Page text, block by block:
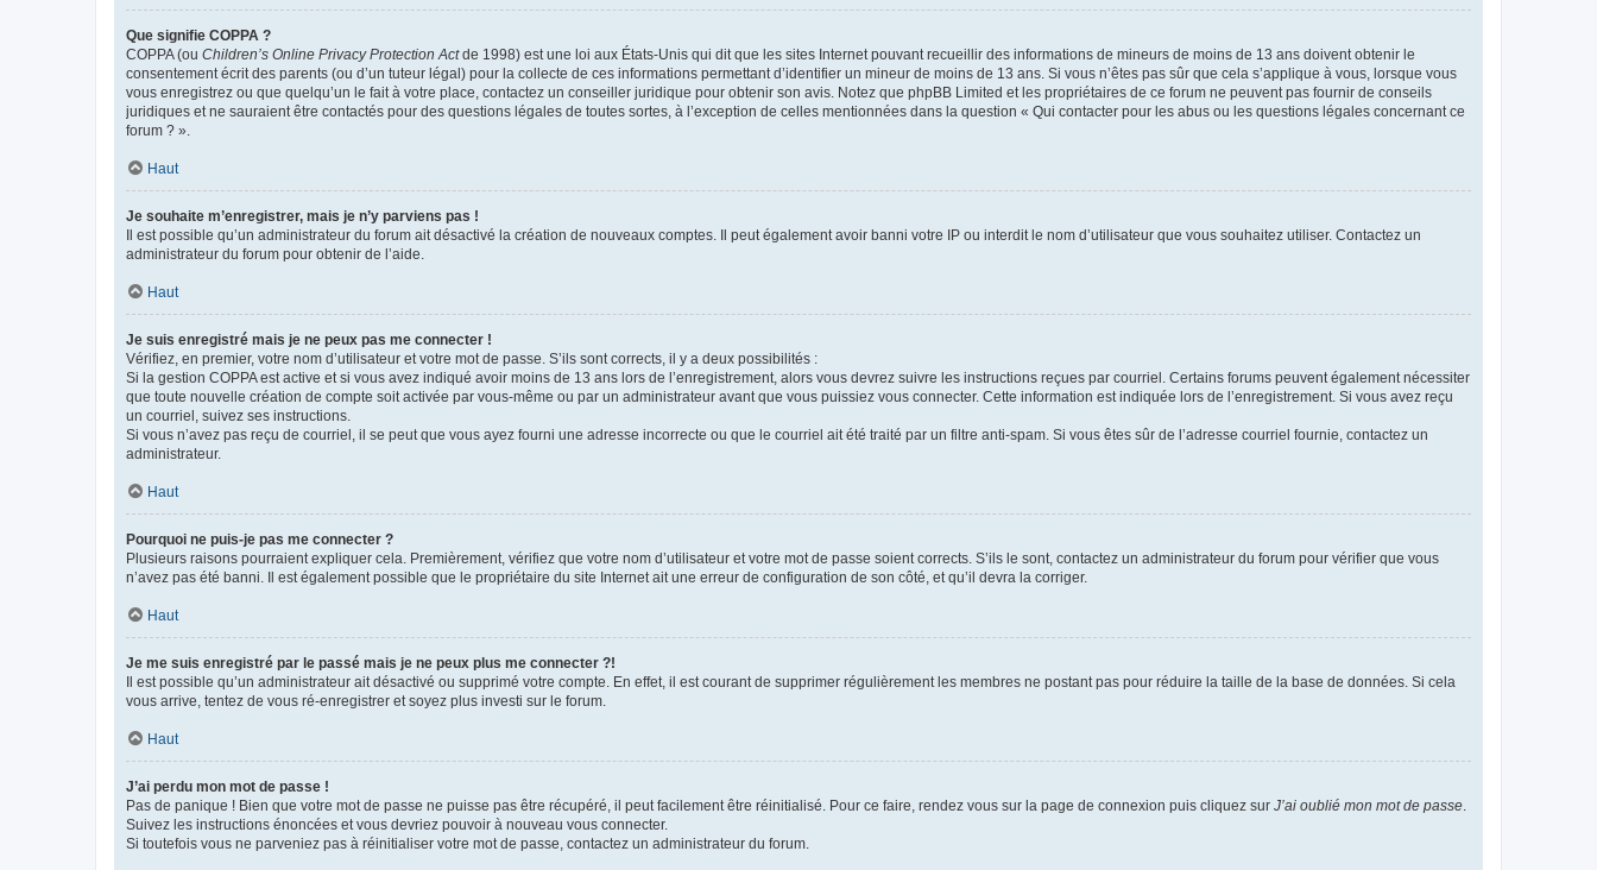
Que signifie COPPA ?
COPPA (ou Children’s Online Privacy Protection Actde 1998) est une loi aux États-Unis qui dit que les sites Internet pouvant recueillir des informations de mineurs de moins de 13 ans doivent obtenir le
consentement écrit des parents (ou d’un tuteur légal) pour la collecte de ces informations permettant d’identifier un mineur de moins de 13 ans. Si vous n’êtes pas sûr que cela s’applique à vous, lorsque vous
vous enregistrez ou que quelqu’un le fait à votre place, contactez un conseiller juridique pour obtenir son avis. Notez que phpBB Limited et les propriétaires de ce forum ne peuvent pas fournir de conseils
juridiques et ne sauraient être contactés pour des questions légales de toutes sortes, à l’exception de celles mentionnées dans la question « Qui contacter pour les abus ou les questions légales concernant ce
forum ? ».
Haut
Je souhaite m’enregistrer, mais je n’y parviens pas !
Il est possible qu’un administrateur du forum ait désactivé la création de nouveaux comptes. Il peut également avoir banni votre IP ou interdit le nom d’utilisateur que vous souhaitez utiliser. Contactez un
administrateur du forum pour obtenir de l’aide.
Haut
Je suis enregistré mais je ne peux pas me connecter !
Vérifiez, en premier, votre nom d’utilisateur et votre mot de passe. S’ils sont corrects, il y a deux possibilités :
Si la gestion COPPA est active et si vous avez indiqué avoir moins de 13 ans lors de l’enregistrement, alors vous devrez suivre les instructions reçues par courriel. Certains forums peuvent également nécessiter
que toute nouvelle création de compte soit activée par vous-même ou par un administrateur avant que vous puissiez vous connecter. Cette information est indiquée lors de l’enregistrement. Si vous avez reçu
un courriel, suivez ses instructions.
Si vous n’avez pas reçu de courriel, il se peut que vous ayez fourni une adresse incorrecte ou que le courriel ait été traité par un filtre anti-spam. Si vous êtes sûr de l’adresse courriel fournie, contactez un
administrateur.
Haut
Pourquoi ne puis-je pas me connecter ?
Plusieurs raisons pourraient expliquer cela. Premièrement, vérifiez que votre nom d’utilisateur et votre mot de passe soient corrects. S’ils le sont, contactez un administrateur du forum pour vérifier que vous
n’avez pas été banni. Il est également possible que le propriétaire du site Internet ait une erreur de configuration de son côté, et qu’il devra la corriger.
Haut
Je me suis enregistré par le passé mais je ne peux plus me connecter ?!
Il est possible qu’un administrateur ait désactivé ou supprimé votre compte. En effet, il est courant de supprimer régulièrement les membres ne postant pas pour réduire la taille de la base de données. Si cela
vous arrive, tentez de vous ré-enregistrer et soyez plus investi sur le forum.
Haut
J’ai perdu mon mot de passe !
Pas de panique ! Bien que votre mot de passe ne puisse pas être récupéré, il peut facilement être réinitialisé. Pour ce faire, rendez vous sur la page de connexion puis cliquez sur J’ai oublié mon mot de passe.
Suivez les instructions énoncées et vous devriez pouvoir à nouveau vous connecter.
Si toutefois vous ne parveniez pas à réinitialiser votre mot de passe, contactez un administrateur du forum.